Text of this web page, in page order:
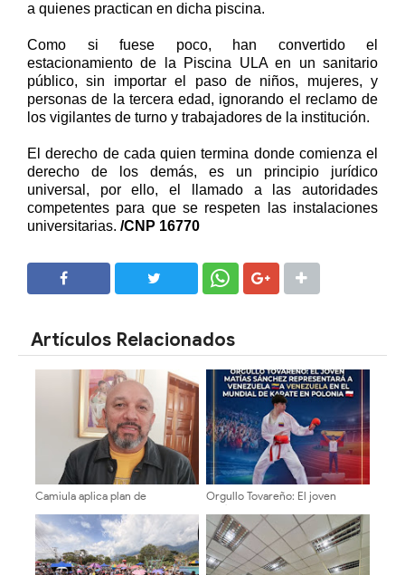
a quienes practican en dicha piscina.
Como si fuese poco, han convertido el
estacionamiento de la Piscina ULA en un sanitario
público, sin importar el paso de niños, mujeres, y
personas de la tercera edad, ignorando el reclamo de
los vigilantes de turno y trabajadores de la institución.
El derecho de cada quien termina donde comienza el
derecho de los demás, es un principio jurídico
universal, por ello, el llamado a las autoridades
competentes para que se respeten las instalaciones
universitarias. /CNP 16770
Artículos Relacionados
Camiula aplica plan de
Emergencia ante temporada
vacacional
Orgullo Tovareño: El joven
Matías Sánchez representará a
Venezuela en el Mundial de
Karate en Polonia